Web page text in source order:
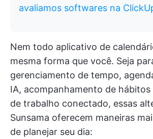
avaliamos softwares na
Nem todo aplicativo de
mesma forma que você. Seja
gerenciamento de tempo,
IA, acompanhamento de hábitos
de trabalho conectado, essas
Sunsama oferecem maneiras
de planejar seu dia: